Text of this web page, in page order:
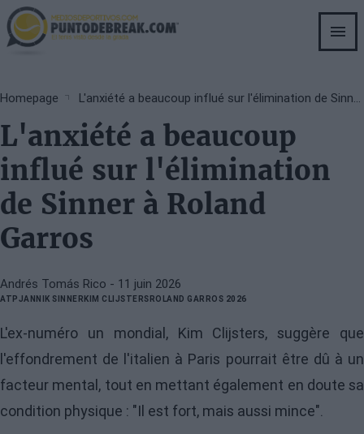
Skip
to
main
Breadcrumb
Homepage
L'anxiété a beaucoup
influé sur l'élimination
de Sinner à Roland
Garros
Andrés Tomás Rico - 11 juin 2026
ATPJANNIK SINNER KIM CLIJSTERS ROLAND GARROS 2026
L'ex-numéro un mondial, Kim Clijsters, suggère que
l'effondrement de l'italien à Paris pourrait être dû à un
facteur mental, tout en mettant également en doute sa
condition physique : "Il est fort, mais aussi mince".